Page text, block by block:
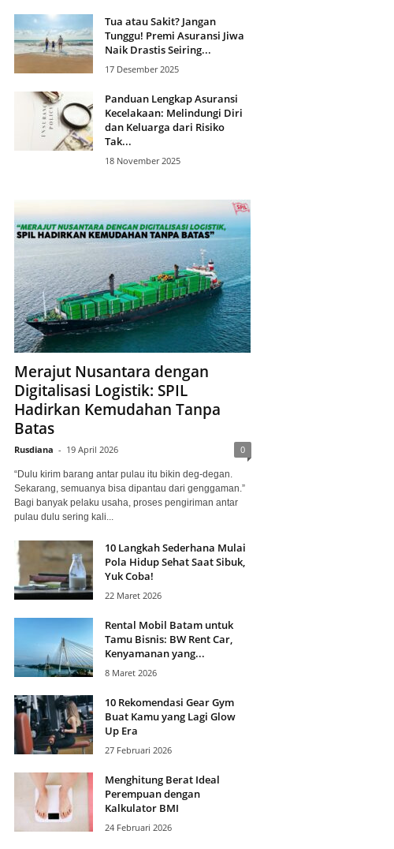
Tua atau Sakit? Jangan
Tunggu! Premi Asuransi Jiwa
Naik Drastis Seiring...
17 Desember 2025
Panduan Lengkap Asuransi
Kecelakaan: Melindungi Diri
dan Keluarga dari Risiko
Tak...
18 November 2025
Merajut Nusantara dengan
Digitalisasi Logistik: SPIL
Hadirkan Kemudahan Tanpa
Batas
Rusdiana - 19 April 2026 0
“Dulu kirim barang antar pulau itu bikin deg-degan.
Sekarang, semuanya bisa dipantau dari genggaman.”
Bagi banyak pelaku usaha, proses pengiriman antar
pulau dulu sering kali...
10 Langkah Sederhana Mulai
Pola Hidup Sehat Saat Sibuk,
Yuk Coba!
22 Maret 2026
Rental Mobil Batam untuk
Tamu Bisnis: BW Rent Car,
Kenyamanan yang...
8 Maret 2026
10 Rekomendasi Gear Gym
Buat Kamu yang Lagi Glow
Up Era
27 Februari 2026
Menghitung Berat Ideal
Perempuan dengan
Kalkulator BMI
24 Februari 2026